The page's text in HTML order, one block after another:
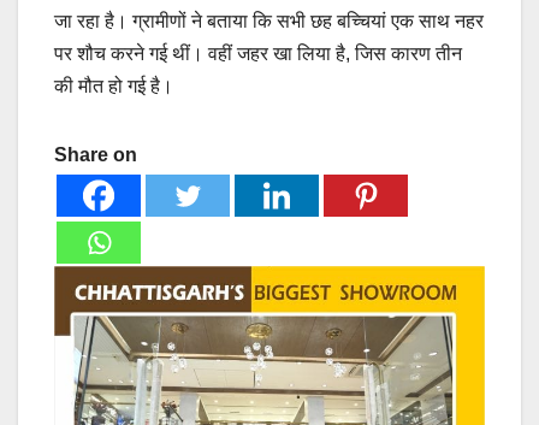
जा रहा है। ग्रामीणों ने बताया कि सभी छह बच्चियां एक साथ नहर
पर शौच करने गई थीं। वहीं जहर खा लिया है, जिस कारण तीन
की मौत हो गई है।
Share on